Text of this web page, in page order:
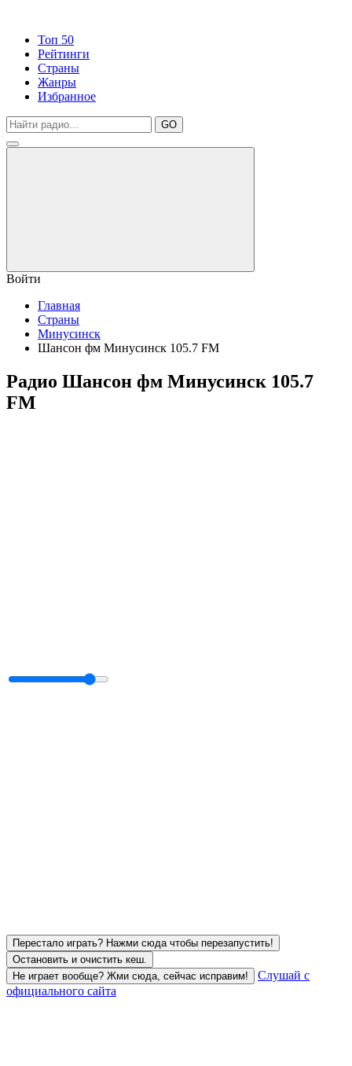
Топ 50
Рейтинги
Страны
Жанры
Избранное
GO
Войти
Главная
Страны
Минусинск
Шансон фм Минусинск 105.7 FM
Радио Шансон фм Минусинск 105.7
FM
Перестало играть? Нажми сюда чтобы перезапустить!
Остановить и очистить кеш.
Не играет вообще? Жми сюда, сейчас исправим!
Слушай с
официального сайта